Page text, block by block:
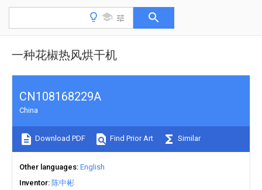
一种花椒热风烘干机
CN108168229A
China
Download PDF Find Prior Art Similar
Other languages English
Inventor 陈中彬